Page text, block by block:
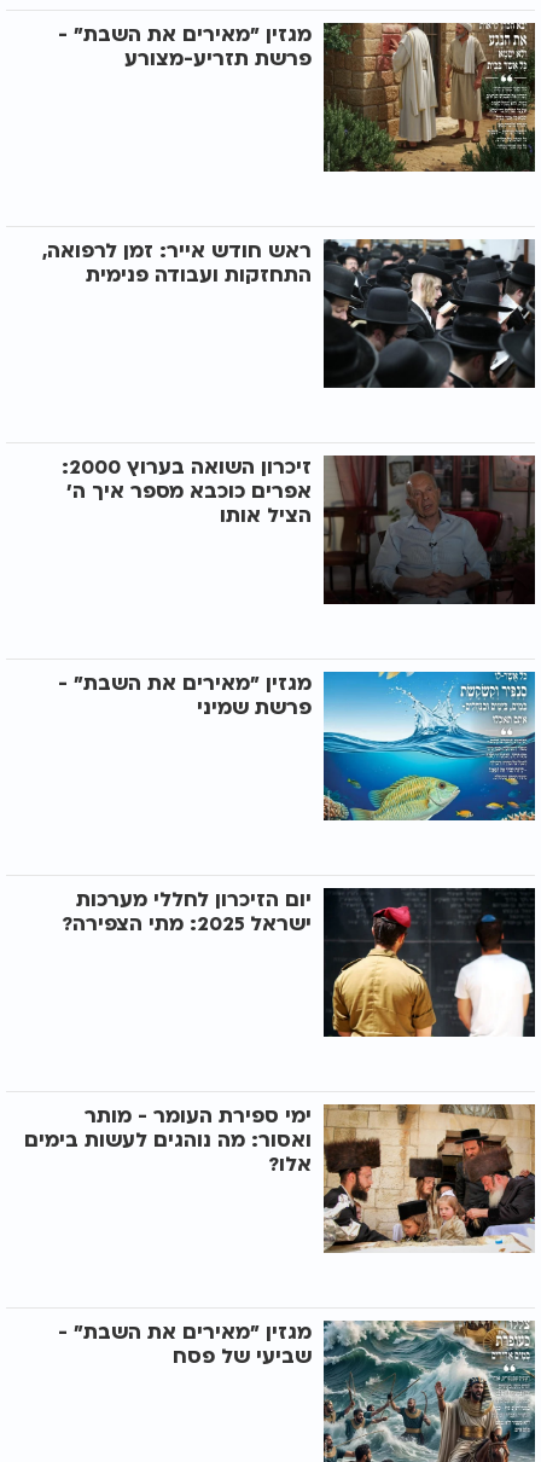
מגזין "מאירים את השבת" -
פרשת תזריע-מצורע
ראש חודש אייר: זמן לרפואה,
התחזקות ועבודה פנימית
זיכרון השואה בערוץ 2000:
אפרים כוכבא מספר איך ה'
הציל אותו
מגזין "מאירים את השבת" -
פרשת שמיני
יום הזיכרון לחללי מערכות
ישראל 2025: מתי הצפירה?
ימי ספירת העומר - מותר
ואסור: מה נוהגים לעשות בימים
אלו?
מגזין "מאירים את השבת" -
שביעי של פסח